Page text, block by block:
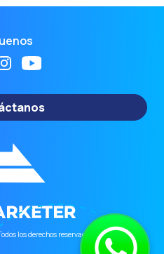
los derechos reservados